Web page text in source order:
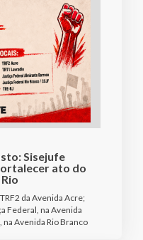
Sisejufe
ato do
da Avenida Acre;
Federal, na Avenida
Avenida Rio Branco